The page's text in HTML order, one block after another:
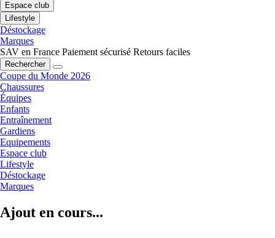
Espace club
Lifestyle
Déstockage
Marques
SAV en France Paiement sécurisé Retours faciles
Rechercher
Coupe du Monde 2026
Chaussures
Équipes
Enfants
Entraînement
Gardiens
Equipements
Espace club
Lifestyle
Déstockage
Marques
Ajout en cours...